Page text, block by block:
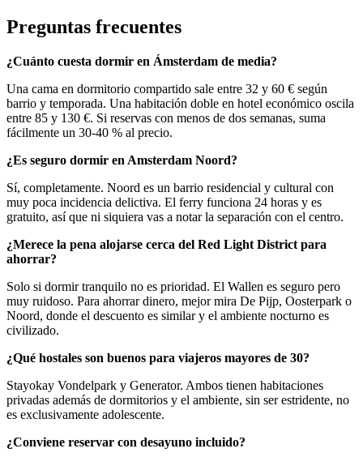
Preguntas frecuentes
¿Cuánto cuesta dormir en Ámsterdam de media?
Una cama en dormitorio compartido sale entre 32 y 60 € según
barrio y temporada. Una habitación doble en hotel económico oscila
entre 85 y 130 €. Si reservas con menos de dos semanas, suma
fácilmente un 30-40 % al precio.
¿Es seguro dormir en Amsterdam Noord?
Sí, completamente. Noord es un barrio residencial y cultural con
muy poca incidencia delictiva. El ferry funciona 24 horas y es
gratuito, así que ni siquiera vas a notar la separación con el centro.
¿Merece la pena alojarse cerca del Red Light District para
ahorrar?
Solo si dormir tranquilo no es prioridad. El Wallen es seguro pero
muy ruidoso. Para ahorrar dinero, mejor mira De Pijp, Oosterpark o
Noord, donde el descuento es similar y el ambiente nocturno es
civilizado.
¿Qué hostales son buenos para viajeros mayores de 30?
Stayokay Vondelpark y Generator. Ambos tienen habitaciones
privadas además de dormitorios y el ambiente, sin ser estridente, no
es exclusivamente adolescente.
¿Conviene reservar con desayuno incluido?